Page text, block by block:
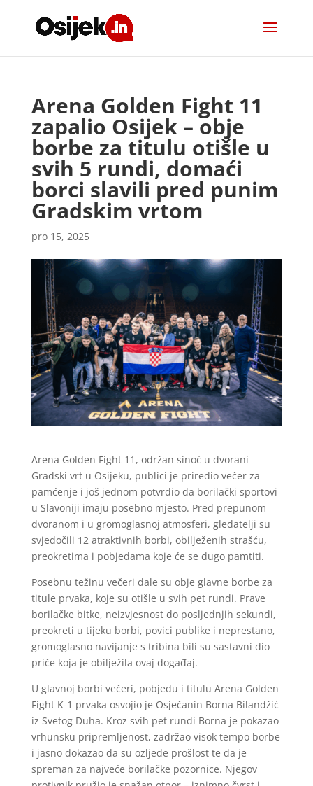
Arena Golden Fight 11
zapalio Osijek – obje
borbe za titulu otišle u
svih 5 rundi, domaći
borci slavili pred punim
Gradskim vrtom
pro 15, 2025
Arena Golden Fight 11, održan sinoć u dvorani
Gradski vrt u Osijeku, publici je priredio večer za
pamćenje i još jednom potvrdio da borilački sportovi
u Slavoniji imaju posebno mjesto. Pred prepunom
dvoranom i u gromoglasnoj atmosferi, gledatelji su
svjedočili 12 atraktivnih borbi, obilježenih strašću,
preokretima i pobjedama koje će se dugo pamtiti.
Posebnu težinu večeri dale su obje glavne borbe za
titule prvaka, koje su otišle u svih pet rundi. Prave
borilačke bitke, neizvjesnost do posljednjih sekundi,
preokreti u tijeku borbi, povici publike i neprestano,
gromoglasno navijanje s tribina bili su sastavni dio
priče koja je obilježila ovaj događaj.
U glavnoj borbi večeri, pobjedu i titulu Arena Golden
Fight K-1 prvaka osvojio je Osječanin Borna Bilandžić
iz Svetog Duha. Kroz svih pet rundi Borna je pokazao
vrhunsku pripremljenost, zadržao visok tempo borbe
i jasno dokazao da su ozljede prošlost te da je
spreman za najveće borilačke pozornice. Njegov